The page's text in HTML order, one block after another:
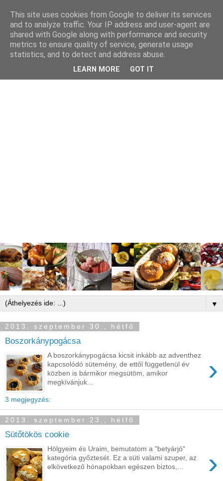
▼
2013. szeptember 30., hétfő
Boszorkánypogácsa
›
A boszorkánypogácsa kicsit inkább az adventhez
kapcsolódó sütemény, de ettől függetlenül év
közben is bármikor megsütöm, amikor
megkívánjuk...
3 megjegyzés:
2013. szeptember 23., hétfő
Sütőtökös cookie
›
Hölgyeim és Uraim, bemutatom a "betyárjó"
kategória győztesét. Ez a süti valami szuper, az
elkövetkező hónapokban egészen biztos,...
This site uses cookies from Google to deliver its services
and to analyze traffic. Your IP address and user-agent are
shared with Google along with performance and security
metrics to ensure quality of service, generate usage
statistics, and to detect and address abuse.
LEARN MORE GOT IT